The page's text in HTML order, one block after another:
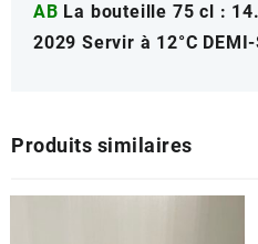
AB La bouteille 75 cl :
2029 Servir à 12°C DEMI-
Produits similaires